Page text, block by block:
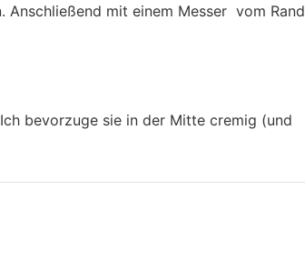
Anschließend mit einem Messer vom Rand
bevorzuge sie in der Mitte cremig (und